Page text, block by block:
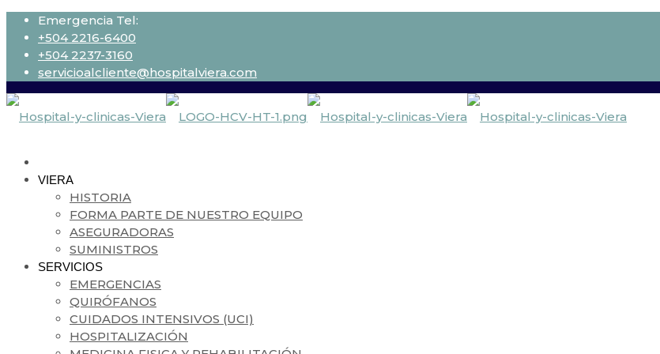
Emergencia Tel:
+504 2216-6400
+504 2237-3160
servicioalcliente@hospitalviera.com
VIERA
HISTORIA
FORMA PARTE DE NUESTRO EQUIPO
ASEGURADORAS
SUMINISTROS
SERVICIOS
EMERGENCIAS
QUIRÓFANOS
CUIDADOS INTENSIVOS (UCI)
HOSPITALIZACIÓN